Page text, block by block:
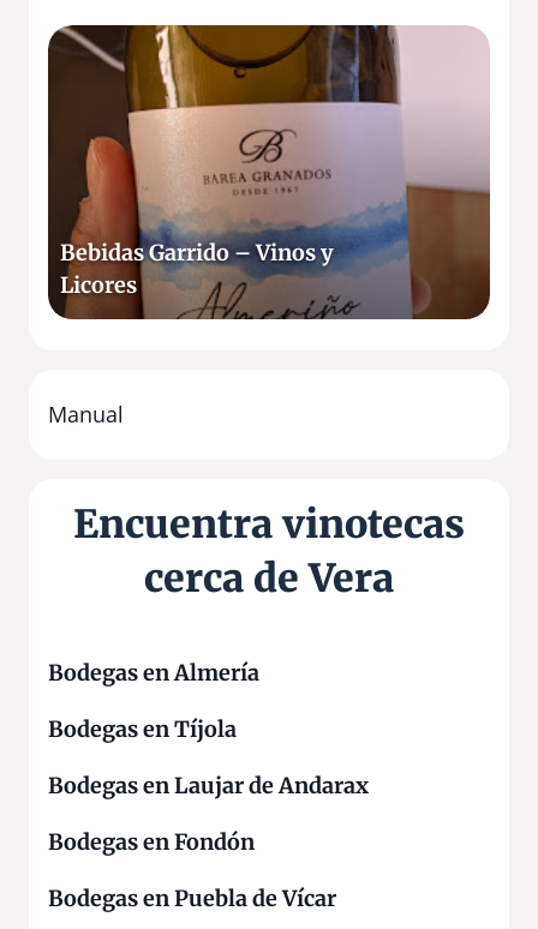
Bebidas Garrido – Vinos y
Licores
B
G
r
o
i
o
e
Manual
Encuentra vinotecas
cerca de Vera
Bodegas en Almería
Bodegas en Tíjola
Bodegas en Laujar de Andarax
Bodegas en Fondón
Bodegas en Puebla de Vícar